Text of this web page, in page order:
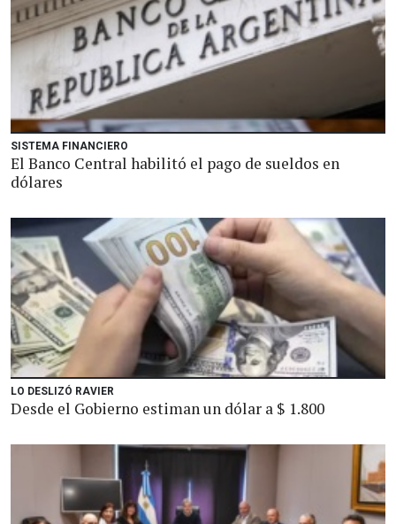
SISTEMA FINANCIERO
El Banco Central habilitó el pago de sueldos en
dólares
LO DESLIZÓ RAVIER
Desde el Gobierno estiman un dólar a $ 1.800